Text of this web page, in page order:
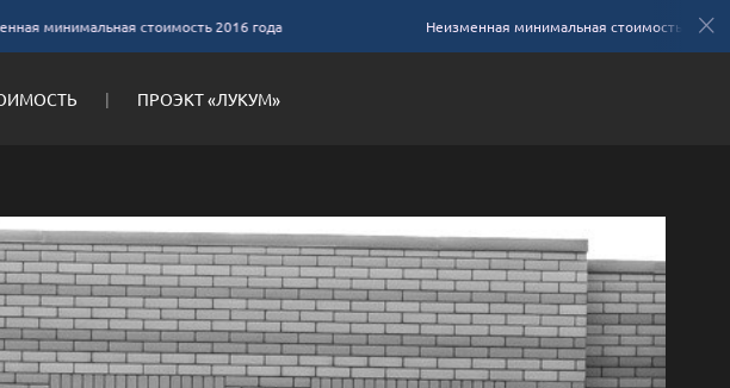
ПРОЭКТ «ЛУКУМ»
минимальная стоимость 2016 года Неизменная минимальная стоимость 2016 года